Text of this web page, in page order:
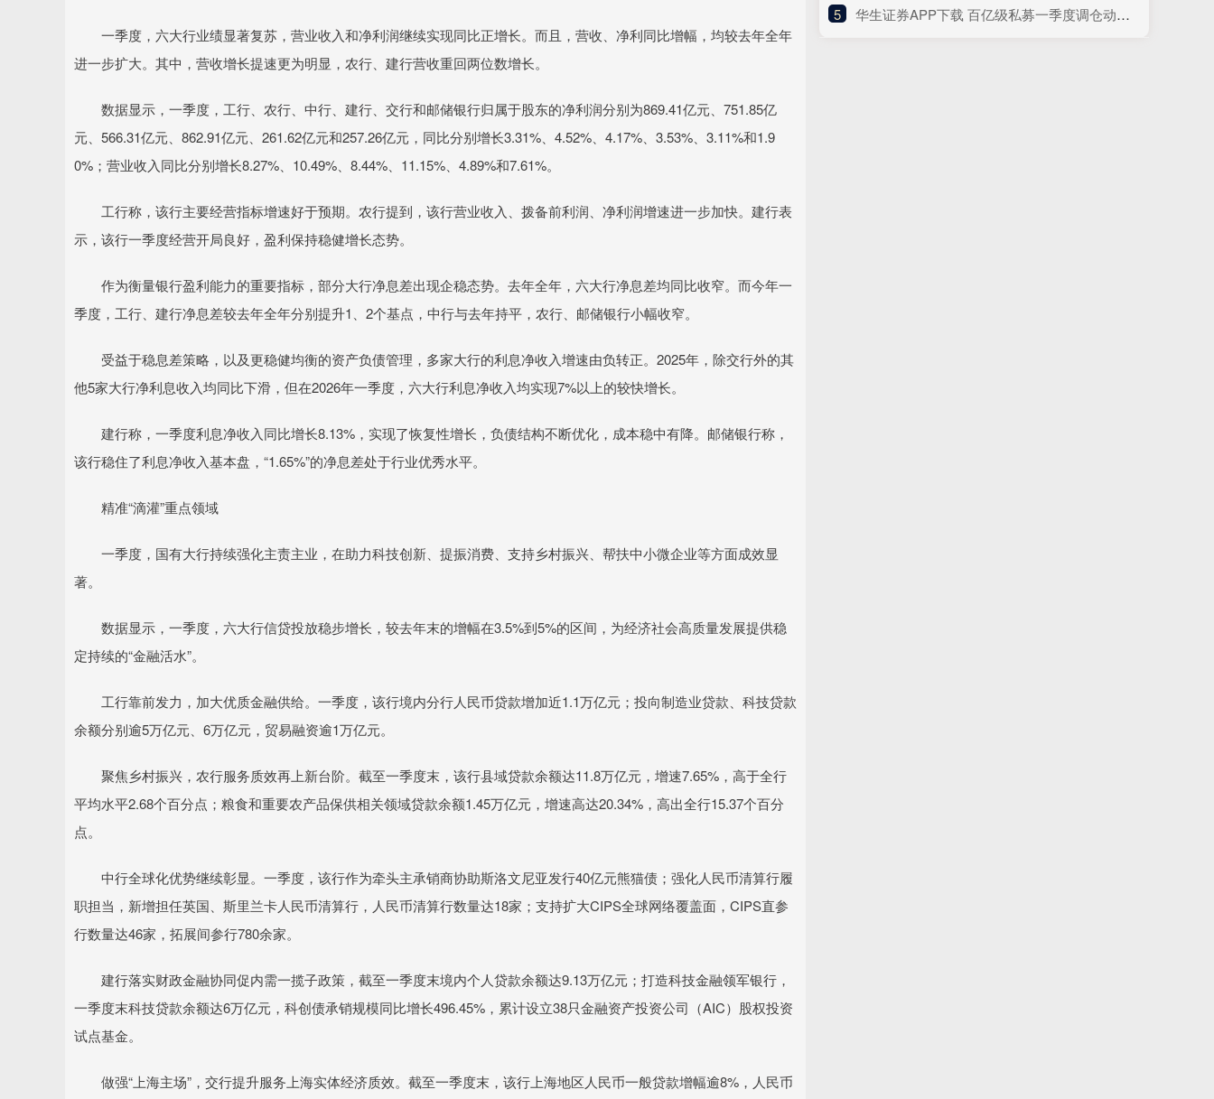
一季度，六大行业绩显著复苏，营业收入和净利润继续实现同比正增长。而且，营收、净利同比增幅，均较去年全年
进一步扩大。其中，营收增长提速更为明显，农行、建行营收重回两位数增长。
数据显示，一季度，工行、农行、中行、建行、交行和邮储银行归属于股东的净利润分别为869.41亿元、751.85亿
元、566.31亿元、862.91亿元、261.62亿元和257.26亿元，同比分别增长3.31%、4.52%、4.17%、3.53%、3.11%和1.9
0%；营业收入同比分别增长8.27%、10.49%、8.44%、11.15%、4.89%和7.61%。
工行称，该行主要经营指标增速好于预期。农行提到，该行营业收入、拨备前利润、净利润增速进一步加快。建行表
示，该行一季度经营开局良好，盈利保持稳健增长态势。
作为衡量银行盈利能力的重要指标，部分大行净息差出现企稳态势。去年全年，六大行净息差均同比收窄。而今年一
季度，工行、建行净息差较去年全年分别提升1、2个基点，中行与去年持平，农行、邮储银行小幅收窄。
受益于稳息差策略，以及更稳健均衡的资产负债管理，多家大行的利息净收入增速由负转正。2025年，除交行外的其
他5家大行净利息收入均同比下滑，但在2026年一季度，六大行利息净收入均实现7%以上的较快增长。
建行称，一季度利息净收入同比增长8.13%，实现了恢复性增长，负债结构不断优化，成本稳中有降。邮储银行称，
该行稳住了利息净收入基本盘，“1.65%”的净息差处于行业优秀水平。
精准“滴灌”重点领域
一季度，国有大行持续强化主责主业，在助力科技创新、提振消费、支持乡村振兴、帮扶中小微企业等方面成效显
著。
数据显示，一季度，六大行信贷投放稳步增长，较去年末的增幅在3.5%到5%的区间，为经济社会高质量发展提供稳
定持续的“金融活水”。
工行靠前发力，加大优质金融供给。一季度，该行境内分行人民币贷款增加近1.1万亿元；投向制造业贷款、科技贷款
余额分别逾5万亿元、6万亿元，贸易融资逾1万亿元。
聚焦乡村振兴，农行服务质效再上新台阶。截至一季度末，该行县域贷款余额达11.8万亿元，增速7.65%，高于全行
平均水平2.68个百分点；粮食和重要农产品保供相关领域贷款余额1.45万亿元，增速高达20.34%，高出全行15.37个百分
点。
中行全球化优势继续彰显。一季度，该行作为牵头主承销商协助斯洛文尼亚发行40亿元熊猫债；强化人民币清算行履
职担当，新增担任英国、斯里兰卡人民币清算行，人民币清算行数量达18家；支持扩大CIPS全球网络覆盖面，CIPS直参
行数量达46家，拓展间参行780余家。
建行落实财政金融协同促内需一揽子政策，截至一季度末境内个人贷款余额达9.13万亿元；打造科技金融领军银行，
一季度末科技贷款余额达6万亿元，科创债承销规模同比增长496.45%，累计设立38只金融资产投资公司（AIC）股权投资
试点基金。
做强“上海主场”，交行提升服务上海实体经济质效。截至一季度末，该行上海地区人民币一般贷款增幅逾8%，人民币
5 ​华生证券APP下载 百亿级私募一季度调仓动作曝光：积极加码科技 认准AI产业链